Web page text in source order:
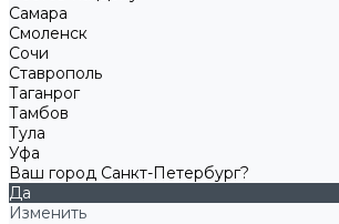
Самара
Смоленск
Сочи
Ставрополь
Таганрог
Тамбов
Тула
Уфа
Ваш город Санкт-Петербург?
Да
Изменить